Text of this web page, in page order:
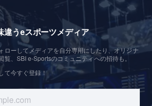
違うeスポーツメディア
ローしてメディアを自分専用にしたり、オリジナ
覧、SBI e-Sportsのコミュニティへの招待も。
て今すぐ登録！